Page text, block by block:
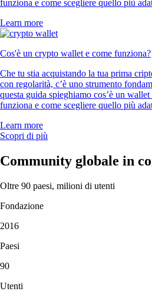
funziona e come scegliere quello più
Learn more
Cos'è un crypto wallet e come funziona?
Che tu stia acquistando la tua prima
con regolarità, c’è uno strumento
questa guida spieghiamo cos’è un
funziona e come scegliere quello più
Learn more
Scopri di più
Community globale in
Oltre 90 paesi, milioni di utenti
Fondazione
2016
Paesi
90
Utenti